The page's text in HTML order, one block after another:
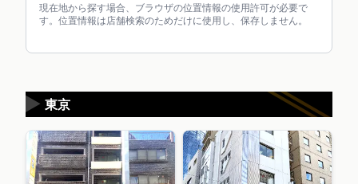
現在地から探す場合、ブラウザの位置情報の使用許可が必要で
す。位置情報は店舗検索のためだけに使用し、保存しません。
東京
▶